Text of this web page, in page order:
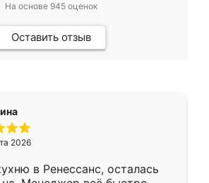
На основе 945оценок
Оставить отзыв
2026
в Ренессанс, осталась